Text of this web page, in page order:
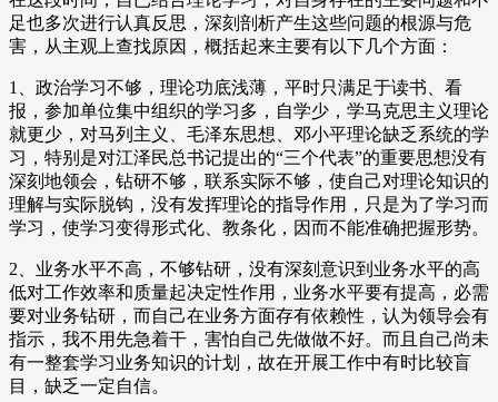
足也多次进行认真反思，深刻剖析产生这些问题的根源与危
害，从主观上查找原因，概括起来主要有以下几个方面：
1、政治学习不够，理论功底浅薄，平时只满足于读书、看
报，参加单位集中组织的学习多，自学少，学马克思主义理论
就更少，对马列主义、毛泽东思想、邓小平理论缺乏系统的学
习，特别是对江泽民总书记提出的“三个代表”的重要思想没有
深刻地领会，钻研不够，联系实际不够，使自己对理论知识的
理解与实际脱钩，没有发挥理论的指导作用，只是为了学习而
学习，使学习变得形式化、教条化，因而不能准确把握形势。
2、业务水平不高，不够钻研，没有深刻意识到业务水平的高
低对工作效率和质量起决定性作用，业务水平要有提高，必需
要对业务钻研，而自己在业务方面存有依赖性，认为领导会有
指示，我不用先急着干，害怕自己先做做不好。而且自己尚未
有一整套学习业务知识的计划，故在开展工作中有时比较盲
目，缺乏一定自信。